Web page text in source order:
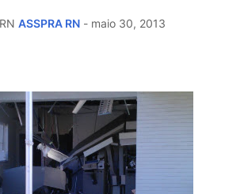
ASSPRA RN - maio 30, 2013